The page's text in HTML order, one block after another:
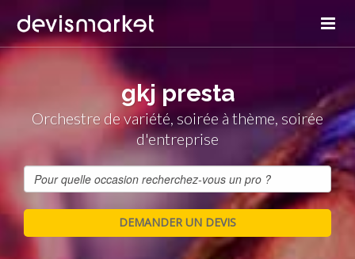
gkj presta
Orchestre de variété, soirée à thème, soirée
d'entreprise